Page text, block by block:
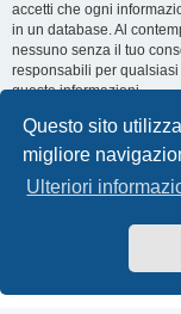
Questo sito
migliore
Ulteriori
accetti che ogni
in un database. Al
nessuno senza il tuo
responsabili per
queste informazioni.
Indice